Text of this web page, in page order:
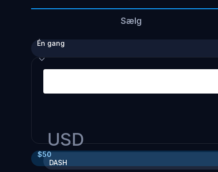
Sælg
Én gang
USD
DASH
$50